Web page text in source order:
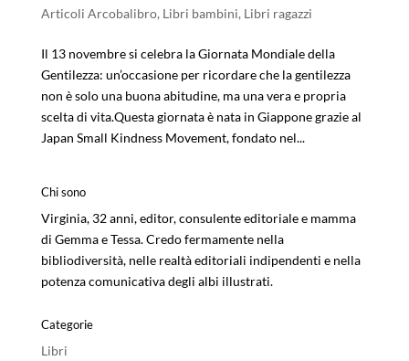
Articoli Arcobalibro, Libri bambini, Libri ragazzi
Il 13 novembre si celebra la Giornata Mondiale della
Gentilezza: un’occasione per ricordare che la gentilezza
non è solo una buona abitudine, ma una vera e propria
scelta di vita.Questa giornata è nata in Giappone grazie al
Japan Small Kindness Movement, fondato nel...
Chi sono
Virginia, 32 anni, editor, consulente editoriale e mamma
di Gemma e Tessa. Credo fermamente nella
bibliodiversità, nelle realtà editoriali indipendenti e nella
potenza comunicativa degli albi illustrati.
Categorie
Libri